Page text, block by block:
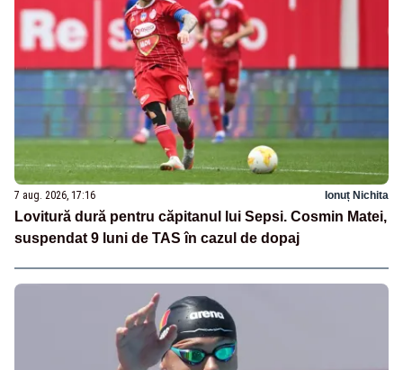
7 aug. 2026, 17:16 Ionuț Nichita
Lovitură dură pentru căpitanul lui Sepsi. Cosmin Matei,
suspendat 9 luni de TAS în cazul de dopaj